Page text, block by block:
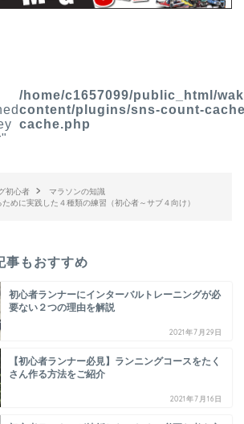
/home/c1657099/public_html/
content/plugins/sns-count-
cache.php
初心者
マラソンの知識
めに実践した４種類の練習（初心者～サブ４向け）
事もおすすめ
初心者ランナーにインターバルトレーニングが必
要ない２つの理由を解説
2021年7月29日
【初心者ランナー必見】ランニングコースをたく
さん作る方法をご紹介
2021年7月16日